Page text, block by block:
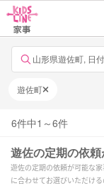
山形県遊佐町, 日
遊佐町
6件中1 ～6件
遊佐の定期の依
遊佐の定期の依頼が可能な
に合わせてお選びいただけ